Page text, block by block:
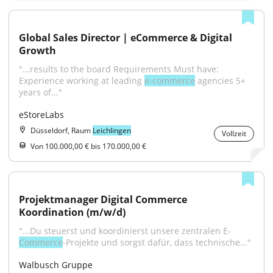
Global Sales Director | eCommerce & Digital
Growth
"...results to the board Requirements Must have:
Experience working at leading e-commerce agencies 5+
years of..."
eStoreLabs
Düsseldorf, Raum Leichlingen
Vollzeit
Von 100.000,00 € bis 170.000,00 €
Projektmanager Digital Commerce
Koordination (m/w/d)
"...Du steuerst und koordinierst unsere zentralen E-
Commerce-Projekte und sorgst dafür, dass technische..."
Walbusch Gruppe